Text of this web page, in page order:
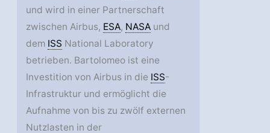
und wird in einer Partnerschaft
zwischen Airbus, ESA, NASA und
dem ISS National Laboratory
betrieben. Bartolomeo ist eine
Investition von Airbus in die ISS-
Infrastruktur und ermöglicht die
Aufnahme von bis zu zwölf externen
Nutzlasten in der